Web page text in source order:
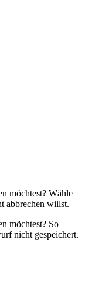
möchtest? Wähle
abbrechen willst.
möchtest? So
nicht gespeichert.